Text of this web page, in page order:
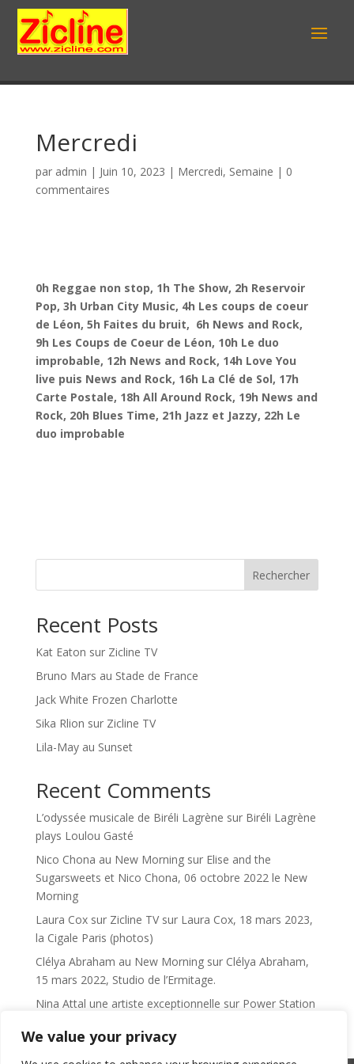
We value your privacy
Mercredi
par admin | Juin 10, 2023 | Mercredi, Semaine | 0
commentaires
0h Reggae non stop, 1h The Show, 2h Reservoir
Pop, 3h Urban City Music, 4h Les coups de coeur
de Léon, 5h Faites du bruit, 6h News and Rock,
9h Les Coups de Coeur de Léon, 10h Le duo
improbable, 12h News and Rock, 14h Love You
live puis News and Rock, 16h La Clé de Sol, 17h
Carte Postale, 18h All Around Rock, 19h News and
Rock, 20h Blues Time, 21h Jazz et Jazzy, 22h Le
duo improbable
Rechercher
Recent Posts
Kat Eaton sur Zicline TV
Bruno Mars au Stade de France
Jack White Frozen Charlotte
Sika Rlion sur Zicline TV
Lila-May au Sunset
Recent Comments
L’odyssée musicale de Biréli Lagrène sur Biréli Lagrène
plays Loulou Gasté
Nico Chona au New Morningsur Elise and the
Sugarsweets et Nico Chona, 06 octobre 2022 le New
Morning
Laura Cox sur Zicline TVsur Laura Cox, 18 mars 2023,
la Cigale Paris (photos)
Clélya Abraham au New Morningsur Clélya Abraham,
15 mars 2022, Studio de l’Ermitage.
Nina Attal une artiste exceptionnelle sur Power Station